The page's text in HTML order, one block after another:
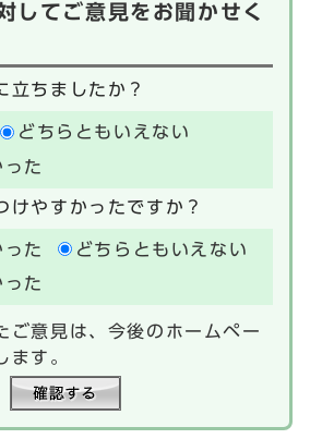
してご意見をお聞かせく
立ちましたか？
どちらともいえない
た
けやすかったですか？
た
どちらともいえない
た
ご意見は、今後のホームペー
ます。